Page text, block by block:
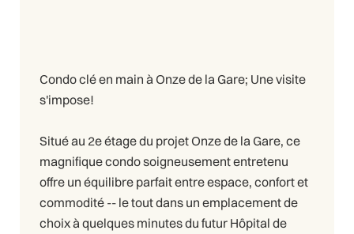
Condo clé en main à Onze de la Gare; Une visite
s'impose!
Situé au 2e étage du projet Onze de la Gare, ce
magnifique condo soigneusement entretenu
offre un équilibre parfait entre espace, confort et
commodité -- le tout dans un emplacement de
choix à quelques minutes du futur Hôpital de